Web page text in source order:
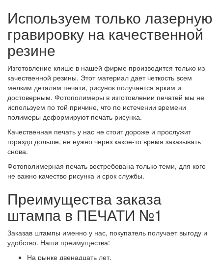
Используем только лазерную
гравировку на качественной
резине
Изготовление клише в нашей фирме производится только из
качественной резины. Этот материал дает четкость всем
мелким деталям печати, рисунок получается ярким и
достоверным. Фотополимеры в изготовлении печатей мы не
используем по той причине, что по истечении времени
полимеры деформируют печать рисунка.
Качественная печать у нас не стоит дороже и прослужит
гораздо дольше, не нужно через какое-то время заказывать
снова.
Фотополимерная печать востребована только теми, для кого
не важно качество рисунка и срок службы.
Преимущества заказа
штампа в ПЕЧАТИ №1
Заказав штампы именно у нас, покупатель получает выгоду и
удобство. Наши преимущества:
На рынке двенадцать лет.